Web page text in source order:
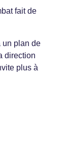
fait de
un plan de
direction
plus à